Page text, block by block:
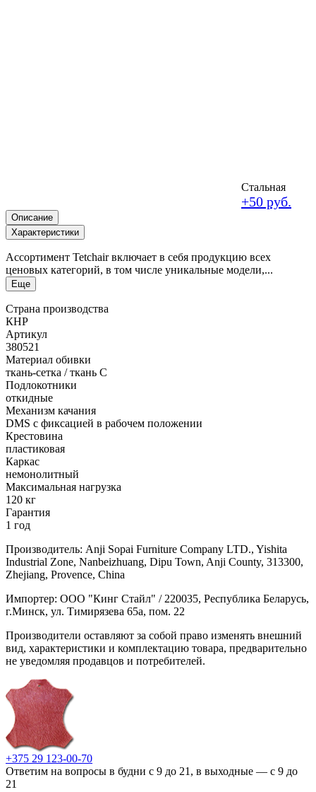
Стальная
+50 руб.
Описание
Характеристики
Ассортимент Tetchair включает в себя продукцию всех
ценовых категорий, в том числе уникальные модели,...
Еще
Страна производства
КНР
Артикул
380521
Материал обивки
ткань-сетка / ткань C
Подлокотники
откидные
Механизм качания
DMS с фиксацией в рабочем положении
Крестовина
пластиковая
Каркас
немонолитный
Максимальная нагрузка
120 кг
Гарантия
1 год
Производитель: Anji Sopai Furniture Company LTD., Yishita
Industrial Zone, Nanbeizhuang, Dipu Town, Anji County, 313300,
Zhejiang, Provence, China
Импортер: ООО "Кинг Стайл" / 220035, Республика Беларусь,
г.Минск, ул. Тимирязева 65а, пом. 22
Производители оставляют за собой право изменять внешний
вид, характеристики и комплектацию товара, предварительно
не уведомляя продавцов и потребителей.
+375 29 123-00-70
Ответим на вопросы в будни с 9 до 21, в выходные — с 9 до
21